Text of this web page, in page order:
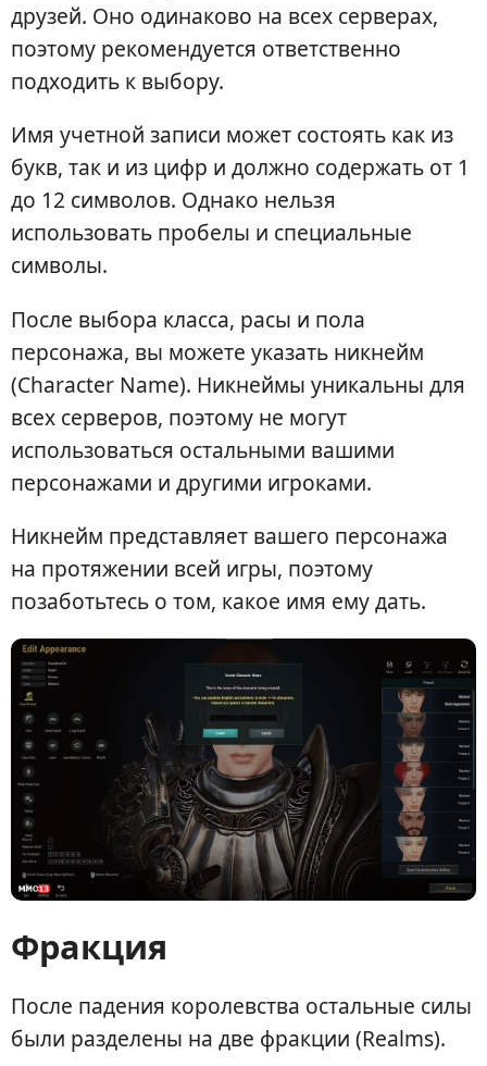
друзей. Оно одинаково на всех серверах,
поэтому рекомендуется ответственно
подходить к выбору.
Имя учетной записи может состоять как из
букв, так и из цифр и должно содержать от 1
до 12 символов. Однако нельзя
использовать пробелы и специальные
символы.
После выбора класса, расы и пола
персонажа, вы можете указать никнейм
(Character Name). Никнеймы уникальны для
всех серверов, поэтому не могут
использоваться остальными вашими
персонажами и другими игроками.
Никнейм представляет вашего персонажа
на протяжении всей игры, поэтому
позаботьтесь о том, какое имя ему дать.
Фракция
После падения королевства остальные силы
были разделены на две фракции (Realms).